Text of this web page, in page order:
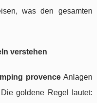
was den gesamten
verstehen
provenceAnlagen
goldene Regel lautet: